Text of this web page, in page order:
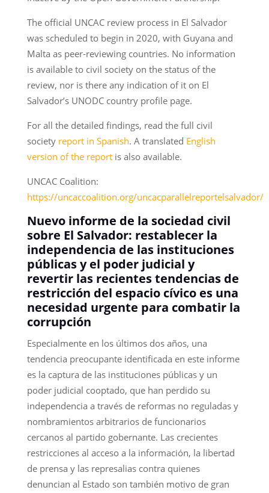
The official UNCAC review process in El Salvador
was scheduled to begin in 2020, with Guyana and
Malta as peer-reviewing countries. No information
is available to civil society on the status of the
review, nor is there any indication of it on El
Salvador’s UNODC country profile page.
For all the detailed findings, read the full civil
society report in Spanish. A translated English
version of the reportis also available.
UNCAC Coalition:
https://uncaccoalition.org/uncacparallelreportelsalvador/
Nuevo informe de la sociedad civil
sobre El Salvador: restablecer la
independencia de las instituciones
públicas y el poder judicial y
revertir las recientes tendencias de
restricción del espacio cívico es una
necesidad urgente para combatir la
corrupción
Especialmente en los últimos dos años, una
tendencia preocupante identificada en este informe
es la captura de las instituciones públicas y un
poder judicial cooptado, que han perdido su
independencia a través de reformas no reguladas y
nombramientos arbitrarios de funcionarios
cercanos al partido gobernante. Las crecientes
restricciones al acceso a la información, la libertad
de prensa y las represalias contra quienes
denuncian al Estado son también motivo de gran